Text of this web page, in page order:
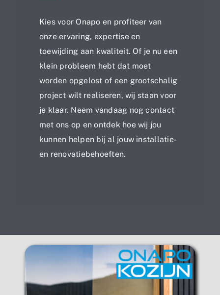
Kies voor Onapo en profiteer van
onze ervaring, expertise en
toewijding aan kwaliteit. Of je nu een
klein probleem hebt dat moet
worden opgelost of een grootschalig
project wilt realiseren, wij staan voor
je klaar. Neem vandaag nog contact
met ons op en ontdek hoe wij jou
kunnen helpen bij al jouw installatie-
en renovatiebehoeften.